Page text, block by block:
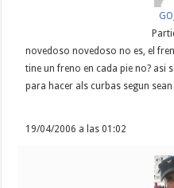
novedoso novedoso no es, el
tine un freno en cada pie no?
para hacer als curbas segun
19/04/2006 a las 01:02